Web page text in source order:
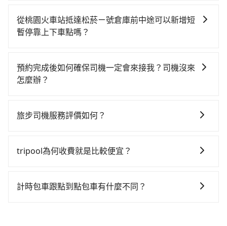
分鐘（平均20分）的高鐵從桃園站前往台北高鐵站，每
人票價160元，再用15分鐘出站、等待車站前排班的計
間共1小時48分鐘，假設一人獨行，交通費總計960元。
但如果全程使用tripool並到府專車接送，則僅需花費約
轉乘與等車上，現在還不馬上來預約tripool！
里再額外加收$3.2，從桃園火車站到松菸ㄧ號倉庫的花
費預估為$300~400，雖已將eTag和可能的每小時40元
如Toyota Yaris、Prius C、Vios這類乘坐體驗較差的車
款，如果人數超過四位，更是沒有較大的七人座或九人
門仍未被修理，每一次租車都好像在開樂透一樣。另
對於急著用車或者要載其他乘客的人來說就有不小的風
地點仍有段距離，在遇到下雨天或者載行李時，就顯得
灣大車隊、Uber、Line Taxi、Yoxi等，如果在路邊攔不
到車，也可考慮打電話至桃園火車站附近的計程車隊，
1,135~1,400元間，若改選tripool的專車服務可再更便
宜。綜合以上，無論在價格或服務品質上，tripool都是
從桃園火車站抵達松菸ㄧ號倉庫前中途可以新增短
暫停靠上下車點嗎？
車站前往松菸ㄧ號倉庫的途中可備註加點。每個加點位
置，前後額外里程數5公里內加收200元。雖然可能有些
預約完成後如何確保司機一定會來接我？司機沒來
怎麼辦？
派車。在出發前一天晚上八點時，會透過電子郵件與簡
繫，可能原本約定的地點不適合暫停而改停靠在附近的
旅步司機服務評價如何？
機非常高的評價，認為他們非常專業且親切！讓他們的
tripool為何收費就是比較便宜？
一次使用tripool的會擔心價格比市價便宜不少，是不是
計時包車跟點到點包車有什麼不同？